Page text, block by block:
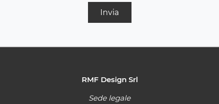
Invia
RMF Design Srl
Sede legale